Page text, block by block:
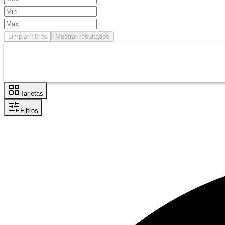
Limpiar filtros Mostrar resultados
Tarjetas
Filtros